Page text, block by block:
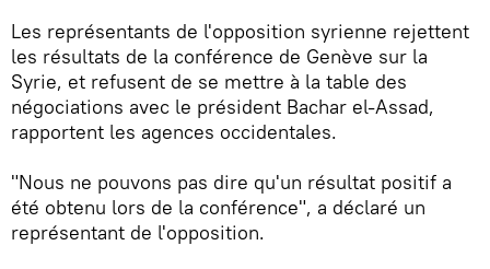
Les représentants de l'opposition syrienne rejettent
les résultats de la conférence de Genève sur la
Syrie, et refusent de se mettre à la table des
négociations avec le président Bachar el-Assad,
rapportent les agences occidentales.
"Nous ne pouvons pas dire qu'un résultat positif a
été obtenu lors de la conférence", a déclaré un
représentant de l'opposition.